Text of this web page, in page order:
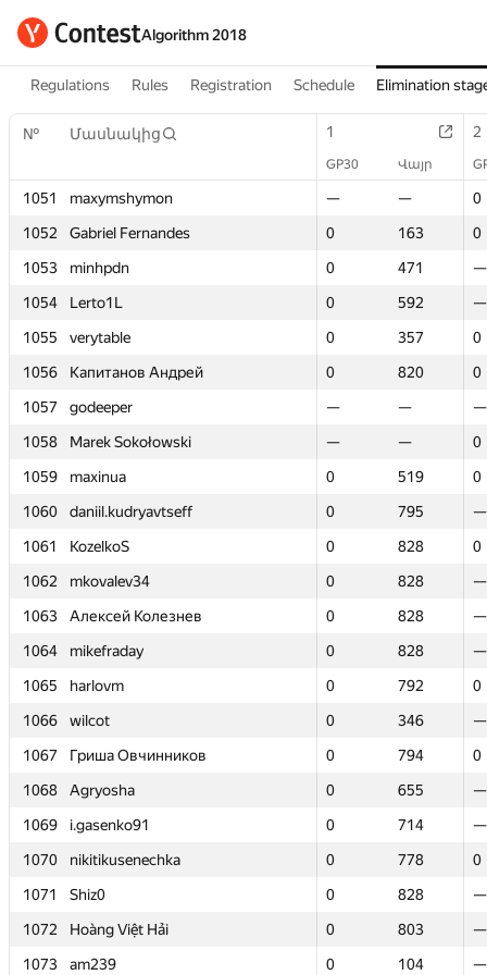
Algorithm 2018
Regulations Rules Registration Schedule Elimination
№ Մասնակից 1 2
GP30 Վայր
1051 maxymshymon — —
0
1052
Gabriel Fernandes 0 163
0
1053
minhpdn 0 471
—
1054
Lerto1L 0 592
—
1055
verytable 0 357
0
1056
Капитанов Андрей 0 820
0
1057
godeeper — —
—
1058
Marek Sokołowski — —
0
1059
maxinua 0 519
0
1060
daniil.kudryavtseff 0 795
—
1061
KozelkoS 0 828
0
1062
mkovalev34 0 828
—
1063
Алексей Колезнев 0 828
—
1064
mikefraday 0 828
—
1065
harlovm 0 792
0
1066
wilcot 0 346
—
1067
Гриша Овчинников 0 794
0
1068
Agryosha 0 655
—
1069
i.gasenko91 0 714
—
1070
nikitikusenechka 0 778
0
1071
Shiz0 0 828
—
1072
Hoàng Việt Hải 0 803
—
1073
am239 0 104
—
№ Մասնակից 1 2
GP30 Վայր
1051 maxymshymon — —
0
1052
Gabriel Fernandes 0 163
0
1053
minhpdn 0 471
—
1054
Lerto1L 0 592
—
1055
verytable 0 357
0
1056
Капитанов Андрей 0 820
0
1057
godeeper — —
—
1058
Marek Sokołowski — —
0
1059
maxinua 0 519
0
1060
daniil.kudryavtseff 0 795
—
1061
KozelkoS 0 828
0
1062
mkovalev34 0 828
—
1063
Алексей Колезнев 0 828
—
1064
mikefraday 0 828
—
1065
harlovm 0 792
0
1066
wilcot 0 346
—
1067
Гриша Овчинников 0 794
0
1068
Agryosha 0 655
—
1069
i.gasenko91 0 714
—
1070
nikitikusenechka 0 778
0
1071
Shiz0 0 828
—
1072
Hoàng Việt Hải 0 803
—
1073
am239 0 104
—